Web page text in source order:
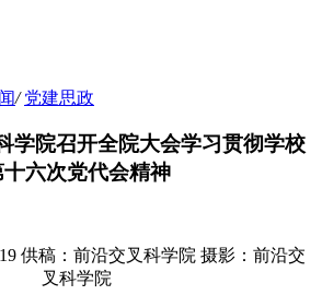
/ 党建思政
学院召开全院大会学习贯彻学校
十六次党代会精神
供稿：前沿交叉科学院 摄影：前沿交
叉科学院